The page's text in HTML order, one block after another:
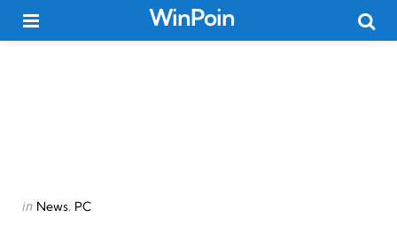
WinPoin
Categories
Posted
in News PC